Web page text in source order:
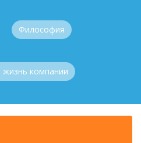
Философия
жизнь компании